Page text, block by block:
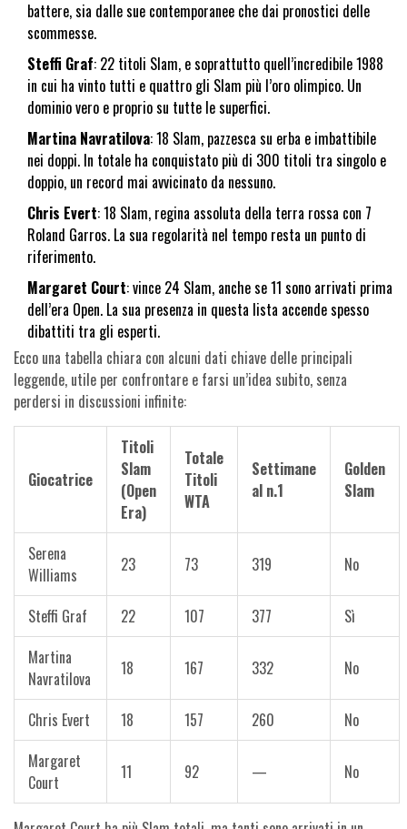
battere, sia dalle sue contemporanee che dai pronostici delle
scommesse.
Steffi Graf: 22 titoli Slam, e soprattutto quell’incredibile 1988
in cui ha vinto tutti e quattro gli Slam più l’oro olimpico. Un
dominio vero e proprio su tutte le superfici.
Martina Navratilova: 18 Slam, pazzesca su erba e imbattibile
nei doppi. In totale ha conquistato più di 300 titoli tra singolo e
doppio, un record mai avvicinato da nessuno.
Chris Evert: 18 Slam, regina assoluta della terra rossa con 7
Roland Garros. La sua regolarità nel tempo resta un punto di
riferimento.
Margaret Court: vince 24 Slam, anche se 11 sono arrivati prima
dell’era Open. La sua presenza in questa lista accende spesso
dibattiti tra gli esperti.
Ecco una tabella chiara con alcuni dati chiave delle principali
leggende, utile per confrontare e farsi un’idea subito, senza
perdersi in discussioni infinite:
Giocatrice
Titoli
Slam
(Open
Era)
Totale
Titoli
WTA
Settimane
al n.1
Golden
Slam
Serena
Williams
23 73 319 No
Steffi Graf 22 107 377
Sì
Martina
Navratilova
18 167 332 No
Chris Evert 18 157 260
No
Margaret
Court
11 92 — No